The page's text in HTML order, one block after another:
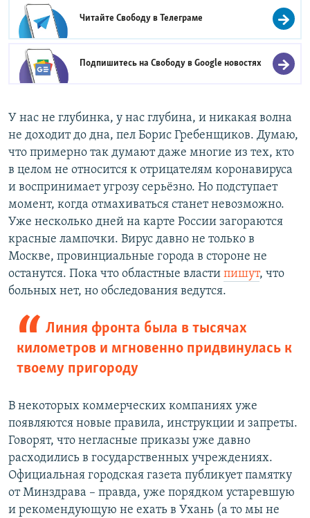
Читайте Свободу вТелеграме
Подпишитесь на Свободу вGoogle новостях
У нас не глубинка, у нас глубина, и никакая волна
не доходит до дна, пел Борис Гребенщиков. Думаю,
что примерно так думают даже многие из тех, кто
в целом не относится к отрицателям коронавируса
и воспринимает угрозу серьёзно. Но подступает
момент, когда отмахиваться станет невозможно.
Уже несколько дней на карте России загораются
красные лампочки. Вирус давно не только в
Москве, провинциальные города в стороне не
останутся. Пока что областные власти пишут, что
больных нет, но обследования ведутся.
Линия фронта была в тысячах
километров и мгновенно придвинулась к
твоему пригороду
В некоторых коммерческих компаниях уже
появляются новые правила, инструкции и запреты.
Говорят, что негласные приказы уже давно
расходились в государственных учреждениях.
Официальная городская газета публикует памятку
от Минздрава – правда, уже порядком устаревшую
и рекомендующую не ехать в Ухань (а то мы не